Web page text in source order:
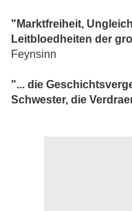
"Marktfreiheit,
Leitbloedheiten der
Feynsinn
"... die
Schwester, die